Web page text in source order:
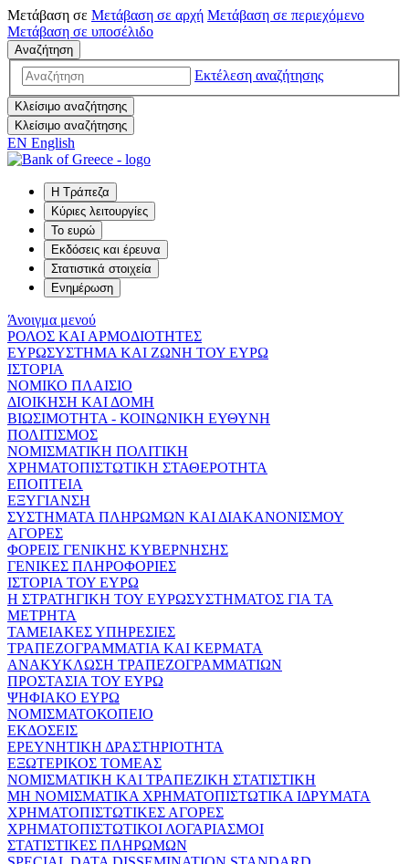
Μετάβαση σε Μετάβαση σε αρχή Μετάβαση σε περιεχόμενο
Μετάβαση σε υποσέλιδο
Αναζήτηση
Εκτέλεση αναζήτησης
Κλείσιμο αναζήτησης
Κλείσιμο αναζήτησης
EN English
Η Τράπεζα
Κύριες λειτουργίες
Το ευρώ
Εκδόσεις και έρευνα
Στατιστικά στοιχεία
Ενημέρωση
Άνοιγμα μενού
ΡΟΛΟΣ ΚΑΙ ΑΡΜΟΔΙΟΤΗΤΕΣ
ΕΥΡΩΣΥΣΤΗΜΑ ΚΑΙ ΖΩΝΗ ΤΟΥ ΕΥΡΩ
ΙΣΤΟΡΙΑ
ΝΟΜΙΚΟ ΠΛΑΙΣΙΟ
ΔΙΟΙΚΗΣΗ ΚΑΙ ΔΟΜΗ
ΒΙΩΣΙΜΟΤΗΤΑ - ΚΟΙΝΩΝΙΚΗ ΕΥΘΥΝΗ
ΠΟΛΙΤΙΣΜΟΣ
ΝΟΜΙΣΜΑΤΙΚΗ ΠΟΛΙΤΙΚΗ
ΧΡΗΜΑΤΟΠΙΣΤΩΤΙΚΗ ΣΤΑΘΕΡΟΤΗΤΑ
ΕΠΟΠΤΕΙΑ
ΕΞΥΓΙΑΝΣΗ
ΣΥΣΤΗΜΑΤΑ ΠΛΗΡΩΜΩΝ ΚΑΙ ΔΙΑΚΑΝΟΝΙΣΜΟΥ
ΑΓΟΡΕΣ
ΦΟΡΕΙΣ ΓΕΝΙΚΗΣ ΚΥΒΕΡΝΗΣΗΣ
ΓΕΝΙΚΕΣ ΠΛΗΡΟΦΟΡΙΕΣ
ΙΣΤΟΡΙΑ ΤΟΥ ΕΥΡΩ
Η ΣΤΡΑΤΗΓΙΚΗ ΤΟΥ ΕΥΡΩΣΥΣΤΗΜΑΤΟΣ ΓΙΑ ΤΑ
ΜΕΤΡΗΤΑ
ΤΑΜΕΙΑΚΕΣ ΥΠΗΡΕΣΙΕΣ
ΤΡΑΠΕΖΟΓΡΑΜΜΑΤΙΑ ΚΑΙ ΚΕΡΜΑΤΑ
ΑΝΑΚΥΚΛΩΣΗ ΤΡΑΠΕΖΟΓΡΑΜΜΑΤΙΩΝ
ΠΡΟΣΤΑΣΙΑ ΤΟΥ ΕΥΡΩ
ΨΗΦΙΑΚΟ ΕΥΡΩ
ΝΟΜΙΣΜΑΤΟΚΟΠΕΙΟ
ΕΚΔΟΣΕΙΣ
ΕΡΕΥΝΗΤΙΚΗ ΔΡΑΣΤΗΡΙΟΤΗΤΑ
ΕΞΩΤΕΡΙΚΟΣ ΤΟΜΕΑΣ
ΝΟΜΙΣΜΑΤΙΚΗ ΚΑΙ ΤΡΑΠΕΖΙΚΗ ΣΤΑΤΙΣΤΙΚΗ
ΜΗ ΝΟΜΙΣΜΑΤΙΚΑ ΧΡΗΜΑΤΟΠΙΣΤΩΤΙΚΑ ΙΔΡΥΜΑΤΑ
ΧΡΗΜΑΤΟΠΙΣΤΩΤΙΚΕΣ ΑΓΟΡΕΣ
ΧΡΗΜΑΤΟΠΙΣΤΩΤΙΚΟΙ ΛΟΓΑΡΙΑΣΜΟΙ
ΣΤΑΤΙΣΤΙΚΕΣ ΠΛΗΡΩΜΩΝ